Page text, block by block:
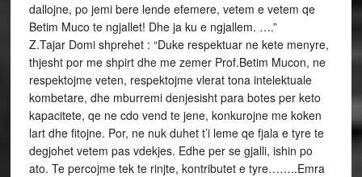
dallojne, po jemi bere lende efemere, vetem e vetem qe
Betim Muco te ngjallet! Dhe ja ku e ngjallem. ….”
Z.Tajar Domi shprehet : “Duke respektuar ne kete menyre,
thjesht por me shpirt dhe me zemer Prof.Betim Mucon, ne
respektojme veten, respektojme vlerat tona intelektuale
kombetare, dhe mburremi denjesisht para botes per keto
kapacitete, qe ne cdo vend te jene, konkurojne me koken
lart dhe fitojne. Por, ne nuk duhet t’i leme qe fjala e tyre te
degjohet vetem pas vdekjes. Edhe per se gjalli, ishin po
ato. Te percojme tek te rinjte, kontributet e tyre……..Emra